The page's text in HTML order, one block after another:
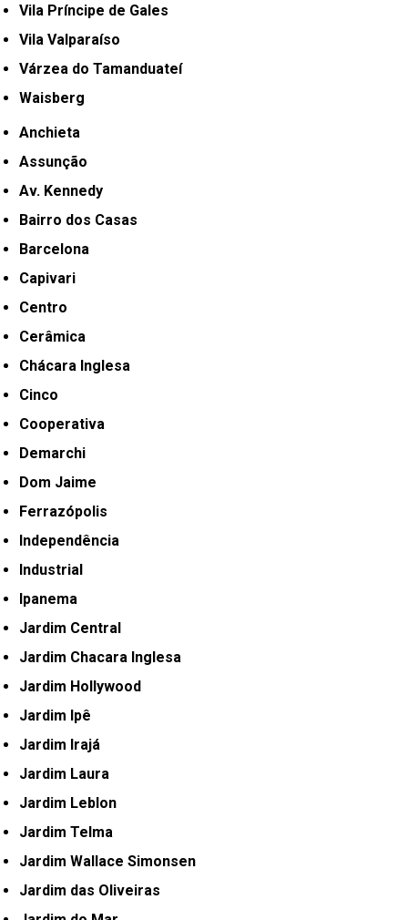
Vila Príncipe de Gales
Vila Valparaíso
Várzea do Tamanduateí
Waisberg
Anchieta
Assunção
Av. Kennedy
Bairro dos Casas
Barcelona
Capivari
Centro
Cerâmica
Chácara Inglesa
Cinco
Cooperativa
Demarchi
Dom Jaime
Ferrazópolis
Independência
Industrial
Ipanema
Jardim Central
Jardim Chacara Inglesa
Jardim Hollywood
Jardim Ipê
Jardim Irajá
Jardim Laura
Jardim Leblon
Jardim Telma
Jardim Wallace Simonsen
Jardim das Oliveiras